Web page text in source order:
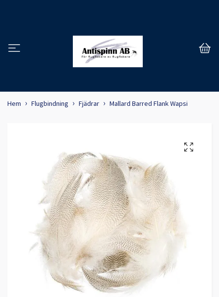
Hem Flugbindning Fjädrar Mallard Barred Flank Wapsi